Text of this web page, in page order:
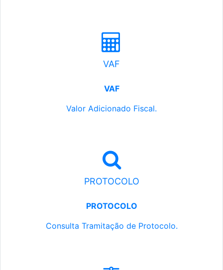
VAF
VAF
Valor Adicionado Fiscal.
PROTOCOLO
PROTOCOLO
Consulta Tramitação de Protocolo.